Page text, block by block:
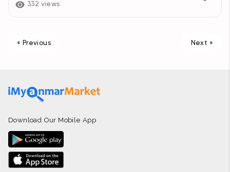
332 views
« Previous Next »
Download Our Mobile App